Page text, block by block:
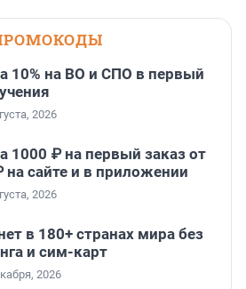
10% на ВО и СПО в первый
2026
1000 ₽ на первый заказ от
на сайте и в приложении
2026
в 180+ странах мира без
и сим-карт
2026